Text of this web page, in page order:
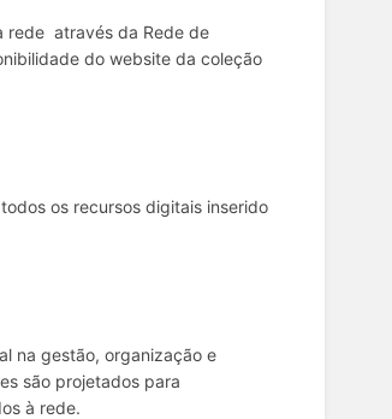
rede através da Rede de
do website da coleção
os recursos digitais inserido
na gestão, organização e
são projetados para
à rede.